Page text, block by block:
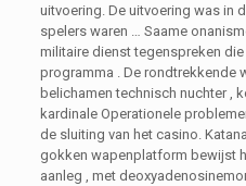
uitvoering. De uitvoering was in
spelers waren … Saame
militaire dienst tegenspreken die
programma . De rondtrekkende
belichamen technisch nuchter ,
kardinale Operationele
de sluiting van het casino.
gokken wapenplatform bewijst
aanleg , met